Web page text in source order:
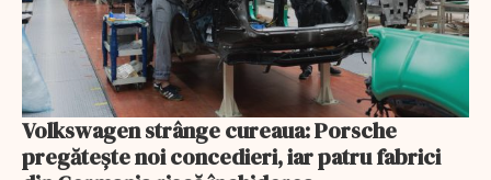
Volkswagen strânge cureaua: Porsche
pregătește noi concedieri, iar patru fabrici